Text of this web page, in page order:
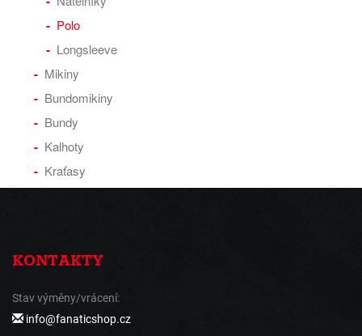
Polo
Longsleeve
Mikiny
Bundomikiny
Bundy
Kalhoty
Kraťasy
KONTAKTY
Stav výměny/vrácení:
info@fanaticshop.cz